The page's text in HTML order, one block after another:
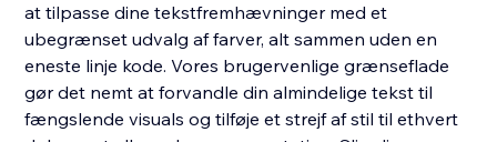
at tilpasse dine tekstfremhævninger med et
ubegrænset udvalg af farver, alt sammen uden en
eneste linje kode. Vores brugervenlige grænseflade
gør det nemt at forvandle din almindelige tekst til
fængslende visuals og tilføje et strejf af stil til ethvert